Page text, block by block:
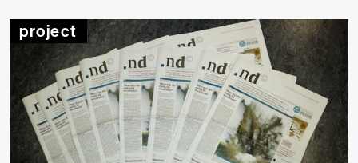
project